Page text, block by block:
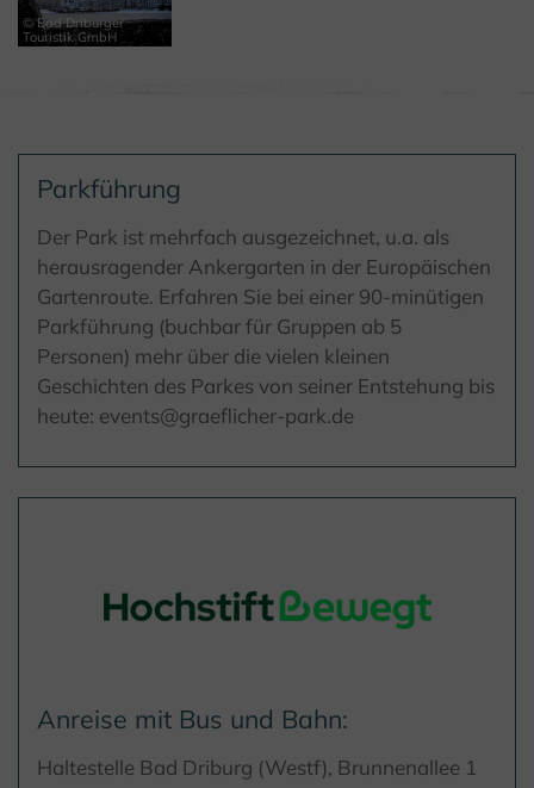
© Bad Driburger
Touristik GmbH
Parkführung
Der Park ist mehrfach ausgezeichnet, u.a. als
herausragender Ankergarten in der Europäischen
Gartenroute. Erfahren Sie bei einer 90-minütigen
Parkführung (buchbar für Gruppen ab 5
Personen) mehr über die vielen kleinen
Geschichten des Parkes von seiner Entstehung bis
heute: events@graeflicher-park.de
Anreise mit Bus und Bahn:
Haltestelle Bad Driburg (Westf), Brunnenallee 1